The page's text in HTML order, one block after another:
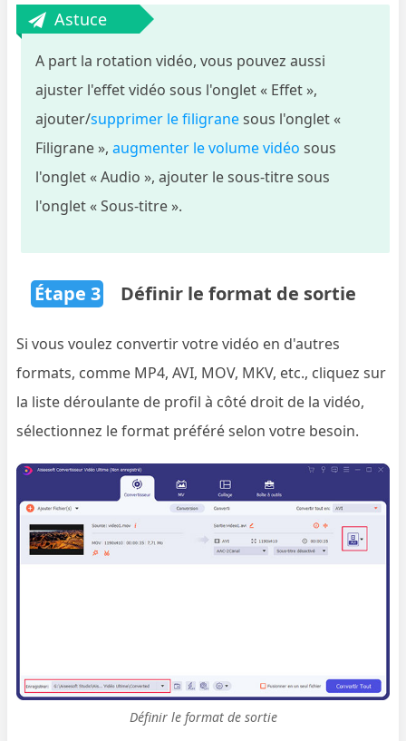
Astuce
A part la rotation vidéo, vous pouvez aussi
ajuster l'effet vidéo sous l'onglet « Effet »,
ajouter/supprimer le filigranesous l'onglet «
Filigrane »,augmenter le volume vidéo sous
l'onglet « Audio », ajouter le sous-titre sous
l'onglet « Sous-titre ».
Étape 3 Définir le format de sortie
Si vous voulez convertir votre vidéo en d'autres
formats, comme MP4, AVI, MOV, MKV, etc., cliquez sur
la liste déroulante de profil à côté droit de la vidéo,
sélectionnez le format préféré selon votre besoin.
Définir le format de sortie